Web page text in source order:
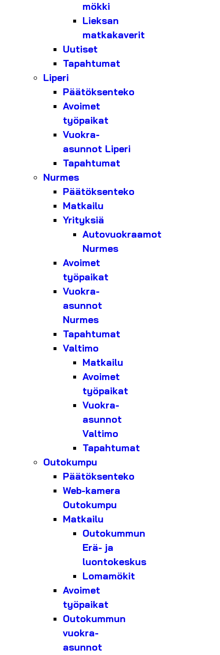
mökki
Lieksan
matkakaverit
Uutiset
Tapahtumat
Liperi
Päätöksenteko
Avoimet
työpaikat
Vuokra-
asunnot Liperi
Tapahtumat
Nurmes
Päätöksenteko
Matkailu
Yrityksiä
Autovuokraamot
Nurmes
Avoimet
työpaikat
Vuokra-
asunnot
Nurmes
Tapahtumat
Valtimo
Matkailu
Avoimet
työpaikat
Vuokra-
asunnot
Valtimo
Tapahtumat
Outokumpu
Päätöksenteko
Web-kamera
Outokumpu
Matkailu
Outokummun
Erä- ja
luontokeskus
Lomamökit
Avoimet
työpaikat
Outokummun
vuokra-
asunnot